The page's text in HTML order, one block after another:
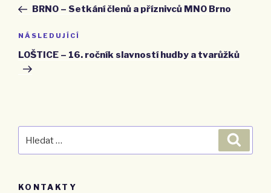
příspěvek
příspěvek
BRNO – Setkání členů a příznivců MNO Brno
Následující
příspěvek
NÁSLEDUJÍCÍ
LOŠTICE – 16. ročník slavností hudby a tvarůžků
KONTAKTY